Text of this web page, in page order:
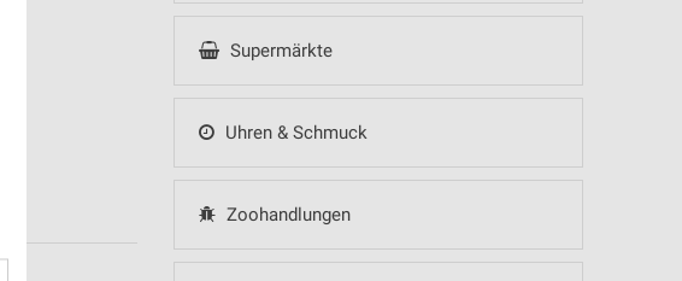
Supermärkte
Uhren & Schmuck
Zoohandlungen